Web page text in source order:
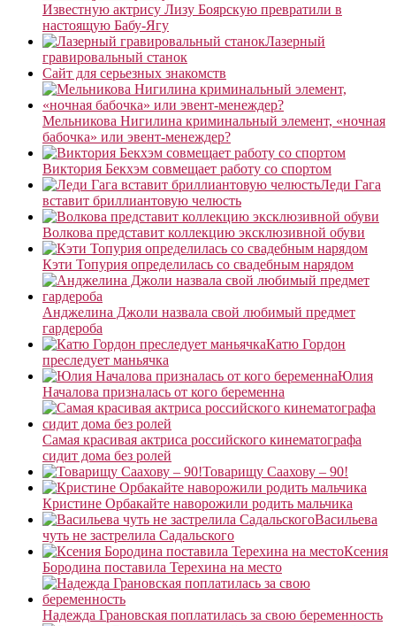
Известную актрису Лизу Боярскую превратили в
настоящую Бабу-Ягу
Лазерный
гравировальный станок
Сайт для серьезных знакомств
Мельникова Нигилина криминальный элемент, «ночная
бабочка» или эвент-менеждер?
Виктория Бекхэм совмещает работу со спортом
Леди Гага
вставит бриллиантовую челюсть
Волкова представит коллекцию эксклюзивной обуви
Кэти Топурия определилась со свадебным нарядом
Анджелина Джоли назвала свой любимый предмет
гардероба
Катю Гордон
преследует маньячка
Юлия
Началова призналась от кого беременна
Самая красивая актриса российского кинематографа
сидит дома без ролей
Товарищу Саахову – 90!
Кристине Орбакайте наворожили родить мальчика
Васильева
чуть не застрелила Садальского
Ксения
Бородина поставила Терехина на место
Надежда Грановская поплатилась за свою беременность